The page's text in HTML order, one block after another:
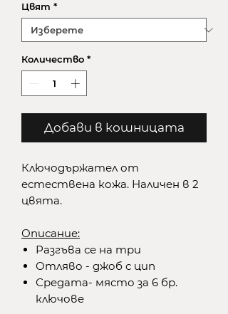
Цвят *
Количество *
Добави в кошницата
Ключодържател от
естествена кожа. Наличен в 2
цвята.
Описание:
Разгъва се на три
Отляво - джоб с цип
Средата- място за 6 бр.
ключове